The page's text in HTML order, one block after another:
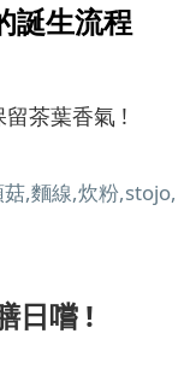
誕生流程
茶葉香氣 !
日嚐 !